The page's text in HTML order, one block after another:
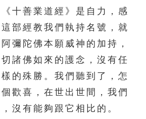
十善業道經》是自力，感
部經教我們執持名號，就
彌陀佛本願威神的加持，
諸佛如來的護念，沒有任
的殊勝。我們聽到了，怎
歡喜，在世出世間，我們
沒有能夠跟它相比的。